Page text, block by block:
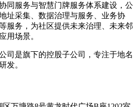
同服务与智慧门牌服务体系建设，公
址采集、数据治理与服务、业务协
服务，为社区提供未来治理、未来邻
用场景。
司是旗下的控股子公司，专注于地名
发。